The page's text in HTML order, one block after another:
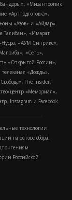
«Мизантропик
«Артподготовка»,
«Азов» и «Айдар».
Талибан», «Имарат
Нусра, «АУМ Синрике»,
«Сеть»,
«Открытой России»,
«Дождь»,
The Insider,
центр «Мемориал»,
Instagram и Facebook
технологии
на основе сбора,
Российской